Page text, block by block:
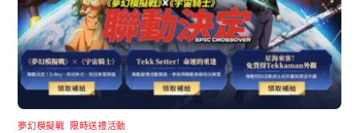
夢幻模擬戰 限時送禮活動